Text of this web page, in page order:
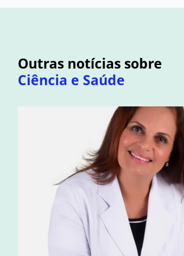
Outras notícias sobre
Ciência e Saúde